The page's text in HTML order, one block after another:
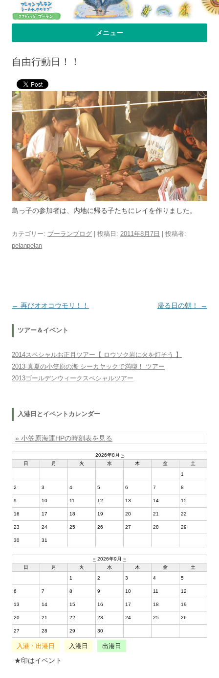
プーラン・プーラン｜小笠原父島 シ
ーカヤック 宿
小笠原父島のシーカヤックスクール＆ツアー「プーランプーランシーカ
ヤッククラブ」、森のコテージのお宿の「プーランビレッジ」のHPへよ
メニュー
自由行動日！！
島っ子の参加者は、内地に帰る子たちにレイを作りました。
カテゴリー: プーランブログ | 投稿日: 2011年8月7日
投稿者:
pelanpelan
投稿ナビゲーション
← 再びオオコウモリ！！ 帰る日の朝！ →
ツアー＆イベント
2014スペシャルお正月ツアー【 ロウソク岩に火を灯そう 】
2013 真夏の小笠原の海 シーカヤックで満喫！ ツアー
2013ゴールデンウィークスペシャルツアー
入港日とイベントカレンダー
» 小笠原海運HPの時刻表を見る
2026年8月 »
日
月 火 水 木 金
土
1
2 3 4 5 6 7 8
9 10 11 12 13 14 15
16 17 18 19 20 21 22
23 24 25 26 27 28 29
30 31
« 2026年9月 »
日
月 火 水 木 金
土
1
2 3 4 5
6 7 8 9 10 11 12
13 14 15 16 17 18 19
20 21 22 23 24 25 26
27 28 29 30
入港・出港日 入港日 出港日
★印はイベント